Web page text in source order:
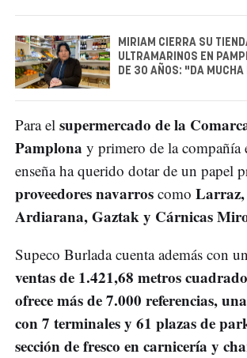
MIRIAM CIERRA SU
ULTRAMARINOS EN
DE 30 AÑOS: "DA
Para el supermercado de la
Pamplona y primero de la compañía
enseña ha querido dotar de un papel
proveedores navarros como
Ardiarana, Gaztak y Cárnicas
Supeco Burlada cuenta además con
ventas de 1.421,68 metros
ofrece más de 7.000 referencias,
con 7 terminales y 61 plazas de
sección de fresco en carnicería y